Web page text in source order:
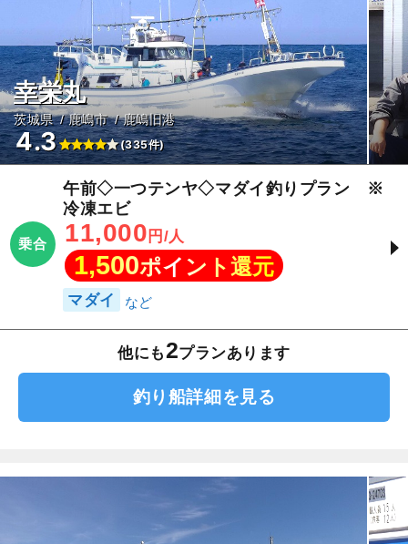
幸栄丸
茨城県 鹿嶋市 鹿嶋旧港
4.3 (335件)
乗合
午前◇一つテンヤ◇マダイ釣りプラン ※
冷凍エビ
11,000 円/人
1,500ポイント還元
マダイ
他にも2プランあります
釣り船詳細を見る